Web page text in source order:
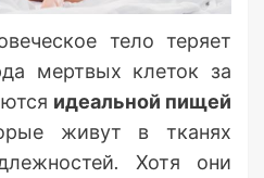
тело теряет
мертвых клеток за
идеальной пищей
живут в тканях
Хотя они